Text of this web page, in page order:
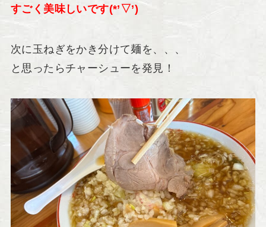
すごく美味しいです(*’▽’)
次に玉ねぎをかき分けて麺を、、、
と思ったらチャーシューを発見！